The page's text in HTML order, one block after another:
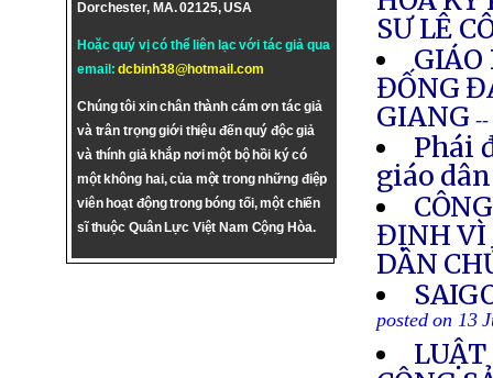
Dorchester, MA. 02125, USA
Hoặc quý vị có thể liên lạc với tác giả qua
email:dcbinh38@hotmail.com
Chúng tôi xin chân thành cám ơn tác giả
và trân trọng giới thiệu đến quý độc giả
và thính giả khắp nơi một bộ hồi ký có
một không hai, của một trong những điệp
viên hoạt động trong bóng tối, một chiến
sĩ thuộc Quân Lực Việt Nam Cộng Hòa.
SƯ LÊ
GIÁO
ĐỐNG
GIANG --
Phái
giáo
ĐỊNH VÌ
DÂN
posted on 13